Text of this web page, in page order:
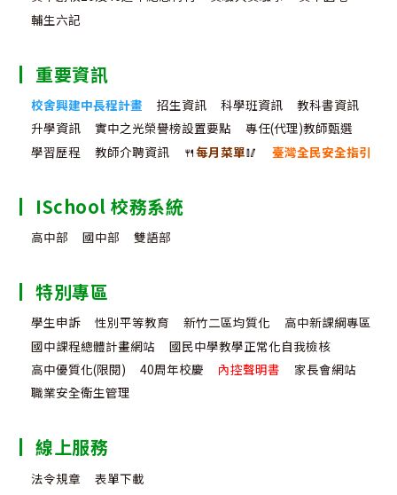
輔生六記
重要資訊
校舍興建中長程計畫 招生資訊 科學班資訊
教科書資訊
升學資訊
實中之光榮譽榜設置要點
專任(代理)教師甄選
學習歷程
教師介聘資訊 🍴每月菜單🥢 臺灣全民安全指引
ISchool 校務系統
高中部 國中部 雙語部
特別專區
學生申訴 性別平等教育 新竹二區均質化
高中新課綱專區
國中課程總體計畫網站
國民中學教學正常化自我檢核
高中優質化(限閱)
40周年校慶 內控聲明書
家長會網站
職業安全衛生管理
線上服務
法令規章 表單下載